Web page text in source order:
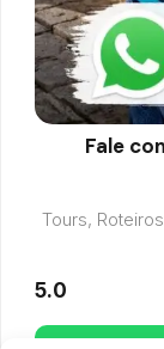
Fale
Tours,
5.0